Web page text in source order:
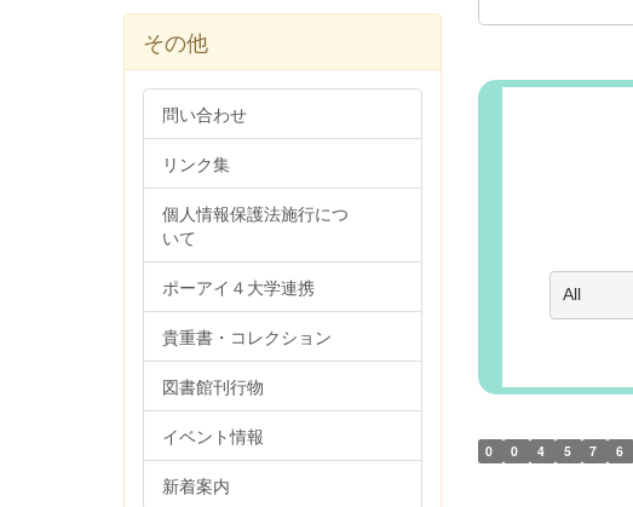
0 0 4 5 7 6
その他
問い合わせ
リンク集
個人情報保護法施行につ
いて
ポーアイ４大学連携
貴重書・コレクション
図書館刊行物
イベント情報
新着案内